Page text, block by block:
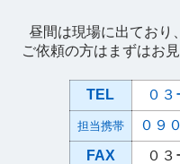
昼間は現場に出ており
ご依頼の方はまずはお
TEL
０
担当携帯
０９
FAX
０